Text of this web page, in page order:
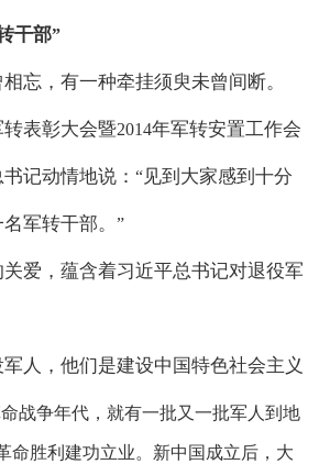
干部”
忘，有一种牵挂须臾未曾间断。
表彰大会暨2014年军转安置工作会
记动情地说： “见到大家感到十分
军转干部。 ”
爱，蕴含着习近平总书记对退役军
人，他们是建设中国特色社会主义
战争年代，就有一批又一批军人到地
命胜利建功立业。 新中国成立后，大